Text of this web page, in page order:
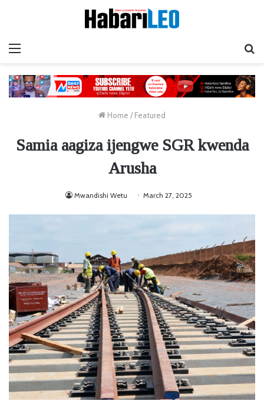
Home / Featured
Samia aagiza ijengwe SGR kwenda
Arusha
Mwandishi Wetu March 27, 2025